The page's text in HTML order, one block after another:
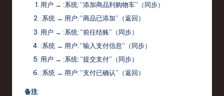
用户 → :系统: “添加商品到购物车”（同步）
:系统 → 用户: “商品已添加”（返回）
用户 → :系统: “前往结账”（同步）
:系统 → 用户: “输入支付信息”（同步）
用户 → :系统: “提交支付”（同步）
:系统 → 用户: “支付已确认”（返回）
备注: